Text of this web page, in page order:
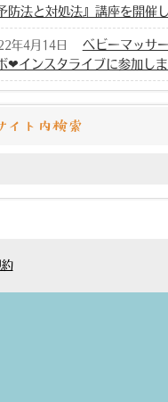
防法と対処法』講座を開催
年4月14日
ベビーマッサ
❤︎インスタライブに参加し
イト内検索